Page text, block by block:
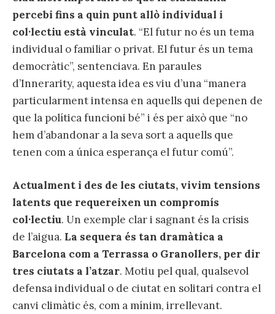
percebi fins a quin punt allò individual i
col·lectiu està vinculat. “El futur no és un tema
individual o familiar o privat. El futur és un tema
democràtic”, sentenciava. En paraules
d’Innerarity, aquesta idea es viu d’una “manera
particularment intensa en aquells qui depenen de
que la política funcioni bé” i és per això que “no
hem d’abandonar a la seva sort a aquells que
tenen com a única esperança el futur comú”.
Actualment i des de les ciutats, vivim tensions
latents que requereixen un compromís
col·lectiu. Un exemple clar i sagnant és la crisis
de l’aigua. La sequera és tan dramàtica a
Barcelona com a Terrassa o Granollers, per dir
tres ciutats a l’atzar. Motiu pel qual, qualsevol
defensa individual o de ciutat en solitari contra el
canvi climàtic és, com a mínim, irrellevant.